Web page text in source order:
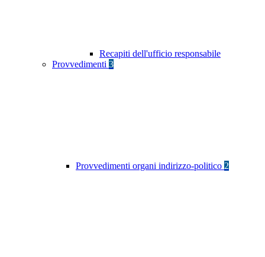
Recapiti dell'ufficio responsabile
Provvedimenti 3
Provvedimenti organi indirizzo-politico 2